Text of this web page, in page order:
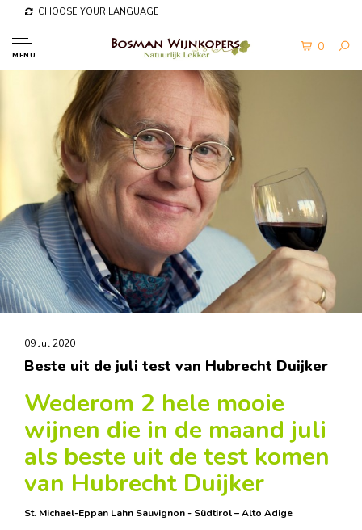
CHOOSE YOUR LANGUAGE
MENU
0
09 Jul 2020
Beste uit de juli test van Hubrecht Duijker
Wederom 2 hele mooie
wijnen die in de maand juli
als beste uit de test komen
van Hubrecht Duijker
St. Michael-Eppan Lahn Sauvignon - Südtirol – Alto Adige